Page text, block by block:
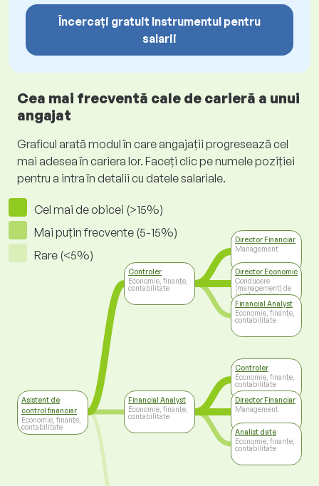
Încercați gratuit Instrumentul pentru
salarii
Cea mai frecventă cale de carieră a unui
angajat
Graficul arată modul în care angajații progresează cel
mai adesea în cariera lor. Faceți clic pe numele poziției
pentru a intra în detalii cu datele salariale.
Cel mai de obicei (>15%)
Mai puțin frecvente (5-15%)
Rare (<5%)
Asistent de
control financiar
Economie, finanțe,
contabilitate
Controler
Economie, finanțe,
contabilitate
Financial Analyst
Economie, finanțe,
contabilitate
Director Financiar
Management
Director Economic
Conducere
(management) de
nivel superior
Financial Analyst
Economie, finanțe,
contabilitate
Controler
Economie, finanțe,
contabilitate
Director Financiar
Management
Analist date
Economie, finanțe,
contabilitate